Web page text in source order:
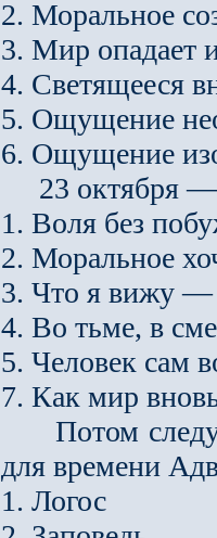
2. Моральное
3. Мир опадает
4. Светящееся
5. Ощущение
6. Ощущение
23 октября —
1. Воля без
2. Моральное
3. Что я вижу —
4. Во тьме, в
5. Человек сам
7. Как мир
Потом
для времени
1. Логос